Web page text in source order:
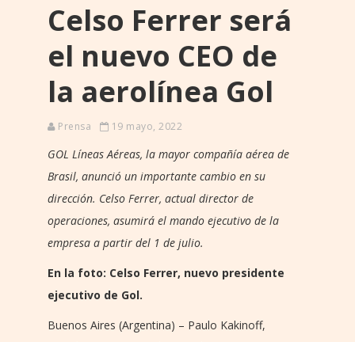
Celso Ferrer será
el nuevo CEO de
la aerolínea Gol
Prensa 19 mayo, 2022
GOL Líneas Aéreas, la mayor compañía aérea de
Brasil, anunció un importante cambio en su
dirección. Celso Ferrer, actual director de
operaciones, asumirá el mando ejecutivo de la
empresa a partir del 1 de julio.
En la foto: Celso Ferrer, nuevo presidente
ejecutivo de Gol.
Buenos Aires (Argentina) – Paulo Kakinoff,